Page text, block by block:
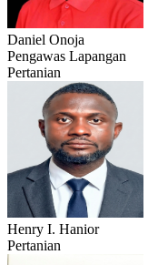
Daniel Onoja
Pengawas Lapangan
Pertanian
Henry I. Hanior
Pertanian